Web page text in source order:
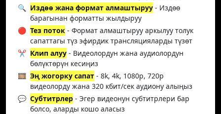
🔍 Издөө жана формат алмаштыруу - Издөө
барагынан форматты жылдыруу
🔴 Тез поток - Формат алмаштыруу аркылуу толук
сапаттагы түз эфирдик трансляцияларды түзөт
✂️ Клип алуу - Видеолордун жана аудиолордун
бөлүктөрүн кесиңиз
🎞️ Эң жогорку сапат - 8k, 4k, 1080p, 720p
видеолорду жана 320 кбит/сек аудиону алыңыз
💬 Субтитрлер - Эгер видеонун субтитрлери бар
болсо, аларды кошо аласыз